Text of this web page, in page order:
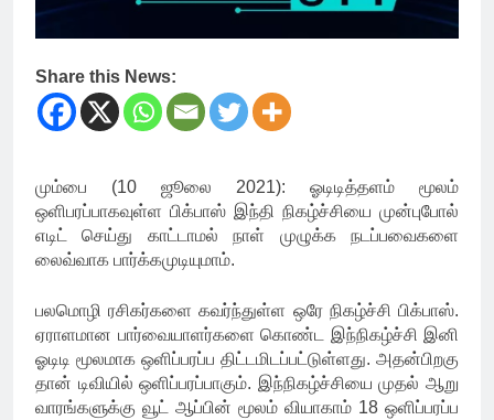
Share this News:
மும்பை (10 ஜூலை 2021): ஓடிடித்தளம் மூலம்
ஒளிபரப்பாகவுள்ள பிக்பாஸ் இந்தி நிகழ்ச்சியை முன்புபோல்
எடிட் செய்து காட்டாமல் நாள் முழுக்க நடப்பவைகளை
லைவ்வாக பார்க்கமுடியுமாம்.
பலமொழி ரசிகர்களை கவர்ந்துள்ள ஒரே நிகழ்ச்சி பிக்பாஸ்.
ஏராளமான பார்வையாளர்களை கொண்ட இந்நிகழ்ச்சி இனி
ஓடிடி மூலமாக ஒளிப்பரப்ப திட்டமிடப்பட்டுள்ளது. அதன்பிறகு
தான் டிவியில் ஒளிப்பரப்பாகும். இந்நிகழ்ச்சியை முதல் ஆறு
வாரங்களுக்கு வூட் ஆப்பின் மூலம் வியாகாம் 18 ஒளிப்பரப்ப